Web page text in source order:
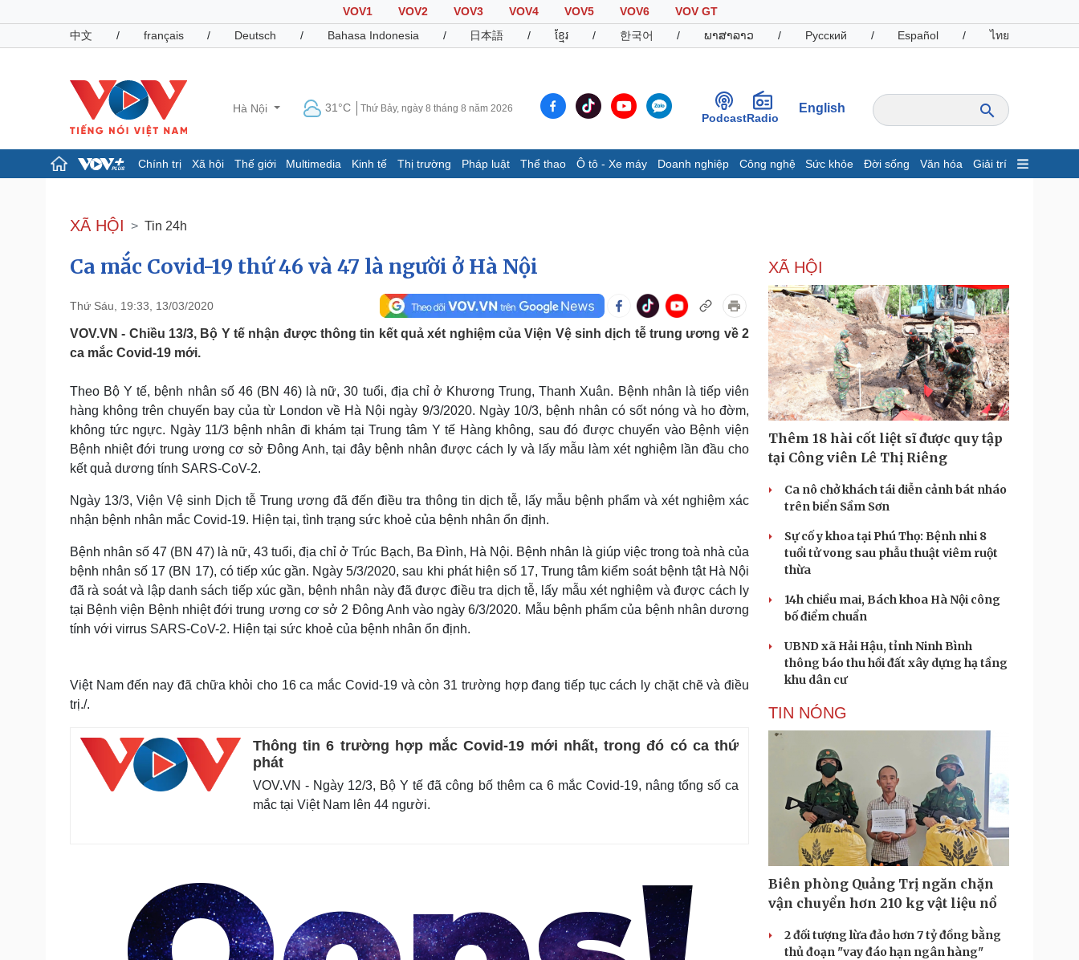
VOV1 VOV2 VOV3 VOV4 VOV5 VOV6
VOV GT
中文
/ français / Deutsch / Bahasa Indonesia / 日本語 / ខ្មែរ / 한국어 / ພາສາລາວ / Русский / Español / ไทย
Hà Nội 31°C Thứ Bảy, ngày 8 tháng 8 năm 2026
PodcastRadio
English
Chính trị Xã hội Thế giới Multimedia Kinh tế Thị trường Pháp luật Thể thao Ô tô - Xe máy Doanh nghiệp Công nghệ Sức khỏe Đời sống Văn hóa Giải trí
Đảng
Tổ chức nhân sự
Nhận diện sự thật
Dấu ấn VOV
Giá cà phê
Pháp luật
Vụ án
Tư vấn luật
Quân sự - Quốc phòng
Phân tích
Thể thao
Thế giới thể thao
eSports
Hậu trường
Ô tô - Xe máy
Tư vấn
Doanh nghiệp
Thông tin doanh nghiệp
Doanh nghiệp 24h
Doanh nhân
Vì cộng đồng
Công nghệ
Sành điệu
Tin Công nghệ
Trải nghiệm
Chuyển đổi số
Sức khỏe
Dinh dưỡng - món ngon
Sản phụ khoa
Nhi khoa
Làm đẹp - giảm cân
Phòng mạch online
Ăn sạch sống khỏe
Đời sống
Nhà đẹp
Tình yêu - Gia đình
Văn hóa
Âm nhạc
Di sản
Giải trí
Sao Việt
Du lịch
check-in
Podcast
Câu chuyện thời sự
Đọc truyện đêm khuya
Cửa sổ tình yêu
Hạt giống tâm hồn
Cải chính
XÃ HỘI Tin 24h
Ca mắc Covid-19 thứ 46 và 47 là người ở Hà Nội
Thứ Sáu, 19:33, 13/03/2020
VOV.VN - Chiều 13/3, Bộ Y tế nhận được thông tin kết quả xét nghiệm của Viện Vệ sinh dịch tễ trung ương về 2
ca mắc Covid-19 mới.
Theo Bộ Y tế, bệnh nhân số 46 (BN 46) là nữ, 30 tuổi, địa chỉ ở Khương Trung, Thanh Xuân. Bệnh nhân là tiếp viên
hàng không trên chuyến bay của từ London về Hà Nội ngày 9/3/2020. Ngày 10/3, bệnh nhân có sốt nóng và ho đờm,
không tức ngực. Ngày 11/3 bệnh nhân đi khám tại Trung tâm Y tế Hàng không, sau đó được chuyển vào Bệnh viện
Bệnh nhiệt đới trung ương cơ sở Đông Anh, tại đây bệnh nhân được cách ly và lấy mẫu làm xét nghiệm lần đầu cho
kết quả dương tính SARS-CoV-2.
Ngày 13/3, Viện Vệ sinh Dịch tễ Trung ương đã đến điều tra thông tin dịch tễ, lấy mẫu bệnh phẩm và xét nghiệm xác
nhận bệnh nhân mắc Covid-19. Hiện tại, tình trạng sức khoẻ của bệnh nhân ổn định.
Bệnh nhân số 47 (BN 47) là nữ, 43 tuổi, địa chỉ ở Trúc Bạch, Ba Đình, Hà Nội. Bệnh nhân là giúp việc trong toà nhà của
bệnh nhân số 17 (BN 17), có tiếp xúc gần. Ngày 5/3/2020, sau khi phát hiện số 17, Trung tâm kiểm soát bệnh tật Hà Nội
đã rà soát và lập danh sách tiếp xúc gần, bệnh nhân này đã được điều tra dịch tễ, lấy mẫu xét nghiệm và được cách ly
tại Bệnh viện Bệnh nhiệt đới trung ương cơ sở 2 Đông Anh vào ngày 6/3/2020. Mẫu bệnh phẩm của bệnh nhân dương
tính với virrus SARS-CoV-2. Hiện tại sức khoẻ của bệnh nhân ổn định.
Việt Nam đến nay đã chữa khỏi cho 16 ca mắc Covid-19 và còn 31 trường hợp đang tiếp tục cách ly chặt chẽ và điều
trị./.
Thông tin 6 trường hợp mắc Covid-19 mới nhất, trong đó có ca thứ
phát
VOV.VN - Ngày 12/3, Bộ Y tế đã công bố thêm ca 6 mắc Covid-19, nâng tổng số ca
mắc tại Việt Nam lên 44 người.
XÃ HỘI
Thêm 18 hài cốt liệt sĩ được quy tập
tại Công viên Lê Thị Riêng
Ca nô chở khách tái diễn cảnh bát nháo
trên biển Sầm Sơn
Sự cố y khoa tại Phú Thọ: Bệnh nhi 8
tuổi tử vong sau phẫu thuật viêm ruột
thừa
14h chiều mai, Bách khoa Hà Nội công
bố điểm chuẩn
UBND xã Hải Hậu, tỉnh Ninh Bình
thông báo thu hồi đất xây dựng hạ tầng
khu dân cư
TIN NÓNG
Biên phòng Quảng Trị ngăn chặn
vận chuyển hơn 210 kg vật liệu nổ
2 đối tượng lừa đảo hơn 7 tỷ đồng bằng
thủ đoạn "vay đáo hạn ngân hàng"